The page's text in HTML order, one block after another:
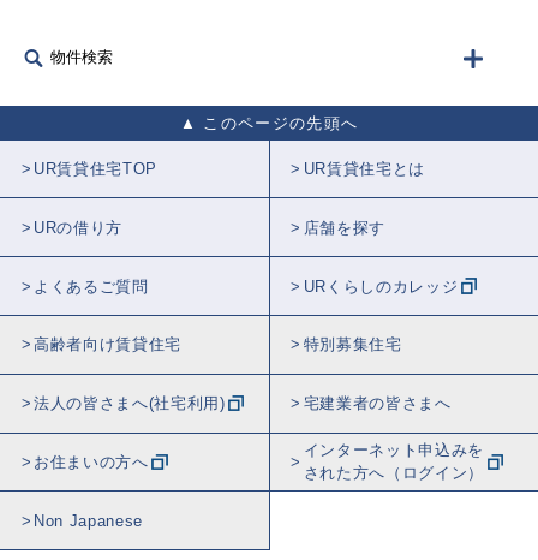
物件検索
このページの先頭へ
UR賃貸住宅TOP UR賃貸住宅とは
URの借り方 店舗を探す
よくあるご質問 URくらしのカレッジ
高齢者向け賃貸住宅 特別募集住宅
法人の皆さまへ(社宅利用) 宅建業者の皆さまへ
お住まいの方へ
インターネット申込みを
された方へ（ログイン）
Non Japanese